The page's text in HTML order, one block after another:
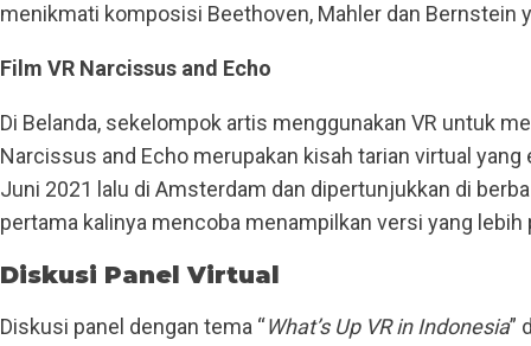
menikmati komposisi Beethoven, Mahler dan Bernstein
Film VR Narcissus and Echo
Di Belanda, sekelompok artis menggunakan VR untuk
Narcissus and Echo merupakan kisah tarian virtual
Juni 2021 lalu di Amsterdam dan dipertunjukkan di
pertama kalinya mencoba menampilkan versi yang
Diskusi Panel Virtual
Diskusi panel dengan tema “What’s Up VR in Indonesia”